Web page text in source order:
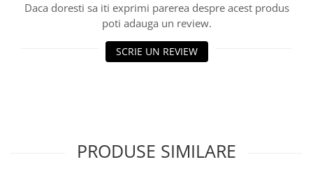
Step 3
Daca doresti sa iti exprimi parerea despre acest produs
poti adauga un review.
SCRIE UN REVIEW
PRODUSE SIMILARE